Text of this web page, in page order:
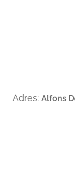
Adres: Alfons